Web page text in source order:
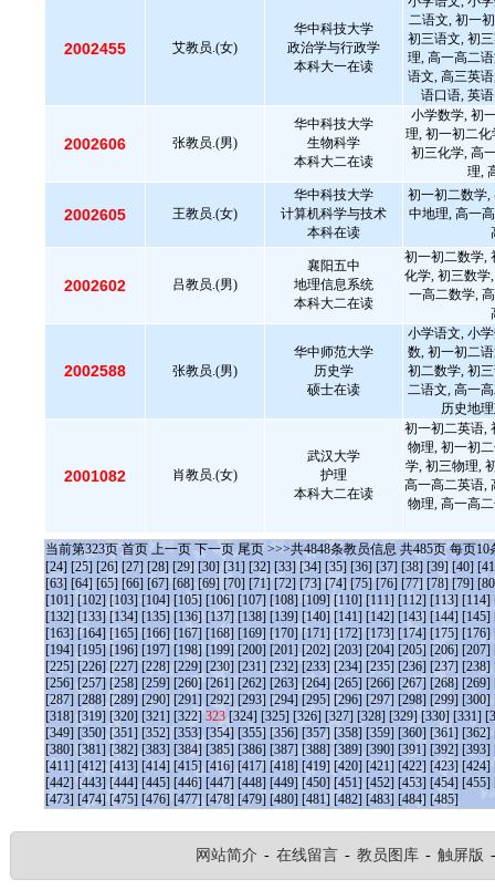
2002455 艾教员.(女)
华中科技大学
政治学与行政学
本科大一在读
二语文, 初一
初三语文, 初
理, 高一高二
语文, 高三英
语口语, 英
2002606 张教员.(男)
华中科技大学
生物科学
本科大二在读
小学数学, 初
理, 初一初二
初三化学, 高
理,
2002605 王教员.(女)
华中科技大学
计算机科学与技术
本科在读
初一初二数学,
中地理, 高一
2002602 吕教员.(男)
襄阳五中
地理信息系统
本科大二在读
初一初二数学,
化学, 初三数学
一高二数学,
2002588 张教员.(男)
华中师范大学
历史学
硕士在读
小学语文, 小
数, 初一初二
初二数学, 初
二语文, 高一
历史地
2001082 肖教员.(女)
武汉大学
护理
本科大二在读
初一初二英语,
物理, 初一初
学, 初三物理,
高一高二英语,
物理, 高一高
当前第323页 首页 上一页 下一页 尾页 >>>共4848条教员信息 共485页 每页10
[24] [25] [26] [27] [28] [29] [30] [31] [32] [33] [34] [35] [36] [37] [38] [39] [40]
[63] [64] [65] [66] [67] [68] [69] [70] [71] [72] [73] [74] [75] [76] [77] [78] [79]
[101] [102] [103] [104] [105] [106] [107] [108] [109] [110] [111] [112] [113] [114]
[132] [133] [134] [135] [136] [137] [138] [139] [140] [141] [142] [143] [144] [145]
[163] [164] [165] [166] [167] [168] [169] [170] [171] [172] [173] [174] [175] [176]
[194] [195] [196] [197] [198] [199] [200] [201] [202] [203] [204] [205] [206] [207]
[225] [226] [227] [228] [229] [230] [231] [232] [233] [234] [235] [236] [237] [238]
[256] [257] [258] [259] [260] [261] [262] [263] [264] [265] [266] [267] [268] [269]
[287] [288] [289] [290] [291] [292] [293] [294] [295] [296] [297] [298] [299] [300]
[318] [319] [320] [321] [322] 323 [324] [325] [326] [327] [328] [329] [330] [331]
[349] [350] [351] [352] [353] [354] [355] [356] [357] [358] [359] [360] [361] [362]
[380] [381] [382] [383] [384] [385] [386] [387] [388] [389] [390] [391] [392] [393]
[411] [412] [413] [414] [415] [416] [417] [418] [419] [420] [421] [422] [423] [424]
[442] [443] [444] [445] [446] [447] [448] [449] [450] [451] [452] [453] [454] [455]
[473] [474] [475] [476] [477] [478] [479] [480] [481] [482] [483] [484] [485]
网站简介 - 在线留言 - 教员图库 - 触屏版